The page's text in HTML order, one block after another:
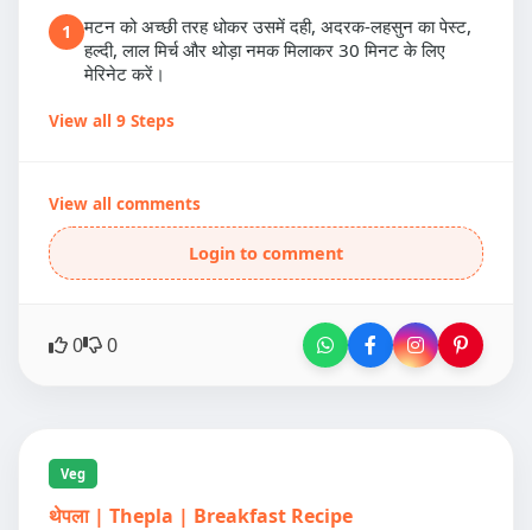
1
मटन को अच्छी तरह धोकर उसमें दही, अदरक-लहसुन का पेस्ट,
हल्दी, लाल मिर्च और थोड़ा नमक मिलाकर 30 मिनट के लिए
मेरिनेट करें।
View all 9 Steps
View all comments
Login to comment
0 0
Veg
थेपला | Thepla | Breakfast Recipe